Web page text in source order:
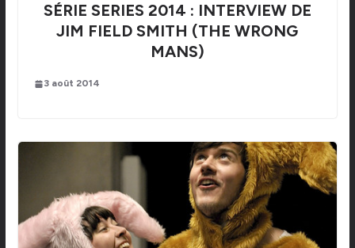
SÉRIE SERIES 2014 : INTERVIEW DE
JIM FIELD SMITH (THE WRONG
MANS)
3 août 2014